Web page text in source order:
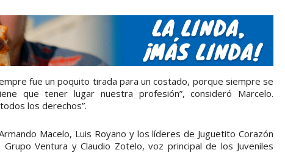
fue un poquito tirada para un costado, porque siempre se
que tener lugar nuestra profesión”, consideró Marcelo.
los derechos”.
Macelo, Luis Royano y los líderes de Juguetito Corazón
Ventura y Claudio Zotelo, voz principal de los Juveniles